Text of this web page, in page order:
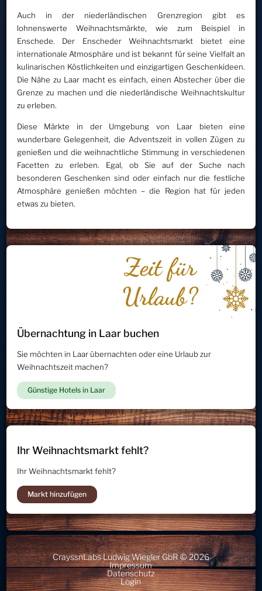
Auch in der niederländischen Grenzregion gibt es
lohnenswerte Weihnachtsmärkte, wie zum Beispiel in
Enschede. Der Enscheder Weihnachtsmarkt bietet eine
internationale Atmosphäre und ist bekannt für seine Vielfalt an
kulinarischen Köstlichkeiten und einzigartigen Geschenkideen.
Die Nähe zu Laar macht es einfach, einen Abstecher über die
Grenze zu machen und die niederländische Weihnachtskultur
zu erleben.
Diese Märkte in der Umgebung von Laar bieten eine
wunderbare Gelegenheit, die Adventszeit in vollen Zügen zu
genießen und die weihnachtliche Stimmung in verschiedenen
Facetten zu erleben. Egal, ob Sie auf der Suche nach
besonderen Geschenken sind oder einfach nur die festliche
Atmosphäre genießen möchten – die Region hat für jeden
etwas zu bieten.
Übernachtung in Laar buchen
Sie möchten in Laar übernachten oder eine Urlaub zur
Weihnachtszeit machen?
Günstige Hotels in Laar
Ihr Weihnachtsmarkt fehlt?
Ihr Weihnachtsmarkt fehlt?
Markt hinzufügen
CrayssnLabs Ludwig Wiegler GbR © 2026
Impressum
Datenschutz
Login